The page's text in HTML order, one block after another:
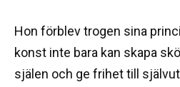
Hon förblev trogen sina
konst inte bara kan skapa
själen och ge frihet till